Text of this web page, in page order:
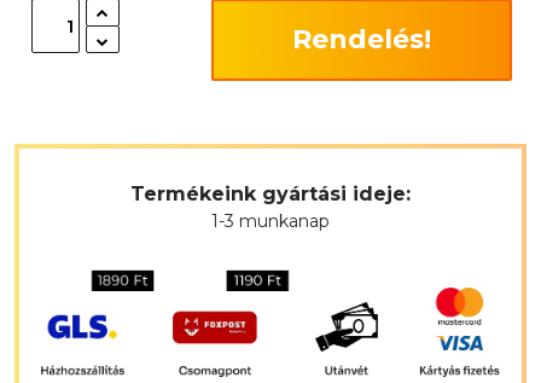
Rendelés!
Termékeink gyártási ideje:
1-3 munkanap